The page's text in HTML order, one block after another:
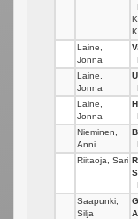
Laine,
Jonna
Laine,
Jonna
Laine,
Jonna
Nieminen,
Anni
Riitaoja, Sari
Saapunki,
Silja